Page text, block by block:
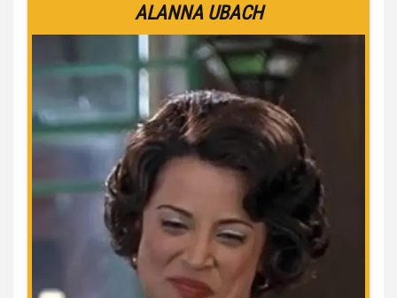
ALANNA UBACH